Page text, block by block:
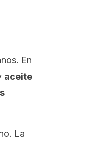
En
aceite
La